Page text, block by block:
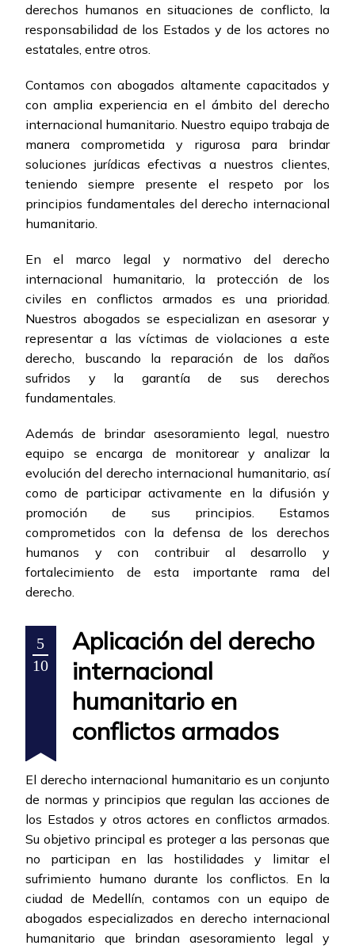
derechos humanos en situaciones de conflicto, la
responsabilidad de los Estados y de los actores no
estatales, entre otros.
Contamos con abogados altamente capacitados y
con amplia experiencia en el ámbito del derecho
internacional humanitario. Nuestro equipo trabaja de
manera comprometida y rigurosa para brindar
soluciones jurídicas efectivas a nuestros clientes,
teniendo siempre presente el respeto por los
principios fundamentales del derecho internacional
humanitario.
En el marco legal y normativo del derecho
internacional humanitario, la protección de los
civiles en conflictos armados es una prioridad.
Nuestros abogados se especializan en asesorar y
representar a las víctimas de violaciones a este
derecho, buscando la reparación de los daños
sufridos y la garantía de sus derechos
fundamentales.
Además de brindar asesoramiento legal, nuestro
equipo se encarga de monitorear y analizar la
evolución del derecho internacional humanitario, así
como de participar activamente en la difusión y
promoción de sus principios. Estamos
comprometidos con la defensa de los derechos
humanos y con contribuir al desarrollo y
fortalecimiento de esta importante rama del
derecho.
5
10
Aplicación del derecho
internacional
humanitario en
conflictos armados
El derecho internacional humanitario es un conjunto
de normas y principios que regulan las acciones de
los Estados y otros actores en conflictos armados.
Su objetivo principal es proteger a las personas que
no participan en las hostilidades y limitar el
sufrimiento humano durante los conflictos. En la
ciudad de Medellín, contamos con un equipo de
abogados especializados en derecho internacional
humanitario que brindan asesoramiento legal y